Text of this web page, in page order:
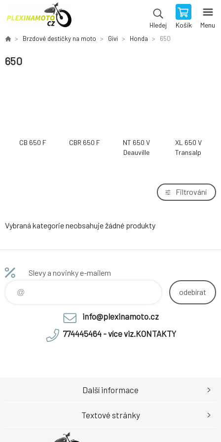
Hledej Košík Menu
Brzdové destičky na moto Givi Honda 650
650
CB 650 F CBR 650 F
NT 650 V
Deauville
XL 650 V
Transalp
Filtrování
Vybraná kategorie neobsahuje žádné produkty
Slevy a novinky e-mailem
odebírat
info@plexinamoto.cz
774445464 - více viz.KONTAKTY
Další informace
Textové stránky